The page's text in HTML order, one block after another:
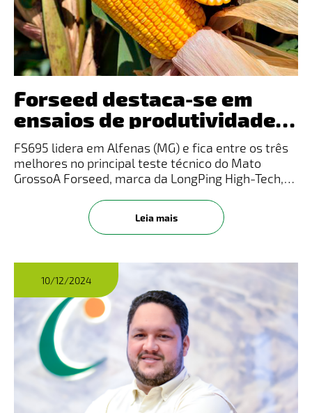
Forseed destaca-se em
ensaios de produtividade
no Sul de Minas e em Mato
Grosso
FS695 lidera em Alfenas (MG) e fica entre os três
melhores no principal teste técnico do Mato
GrossoA Forseed, marca da LongPing High-Tech,
por um de seus híbridos, reforçando o
desempenho consistente e a ada
Leia mais
10/12/2024